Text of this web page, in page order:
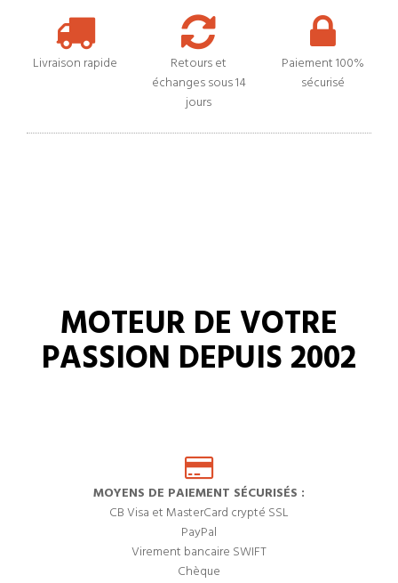
Livraison rapide
Retours et
échanges sous 14
jours
Paiement 100%
sécurisé
MOTEUR DE VOTRE
PASSION DEPUIS 2002
MOYENS DE PAIEMENT SÉCURISÉS :
CB Visa et MasterCard crypté SSL
PayPal
Virement bancaire SWIFT
Chèque